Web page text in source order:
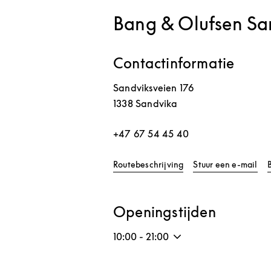
Bang & Olufsen
Contactinformatie
Sandviksveien 176
1338 Sandvika
+47 67 54 45 40
RoutebeschrijvingLink Opens in New Tab
Stuur een e-mail
Openingstijden
10:00 - 21:00